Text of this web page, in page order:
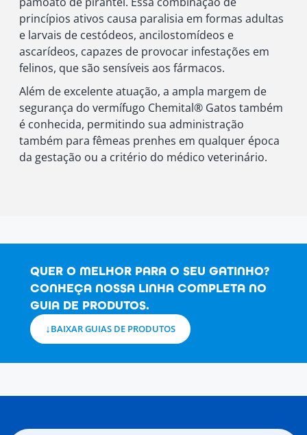
princípios ativos causa paralisia em formas adultas
e larvais de cestódeos, ancilostomídeos e
ascarídeos, capazes de provocar infestações em
felinos, que são sensíveis aos fármacos.
Além de excelente atuação, a ampla margem de
segurança do vermífugo Chemital® Gatos também
é conhecida, permitindo sua administração
também para fêmeas prenhes em qualquer época
da gestação ou a critério do médico veterinário.
QUER O MELHOR PARA O SEU GATINHO?
CONHEÇA NOSSA LINHA COMPLETA NO
GUIA DE PRODUTOS.
BAIXAR GUIAS DE PRODUTOS